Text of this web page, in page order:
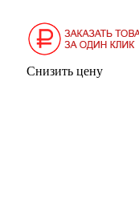
Снизить цену